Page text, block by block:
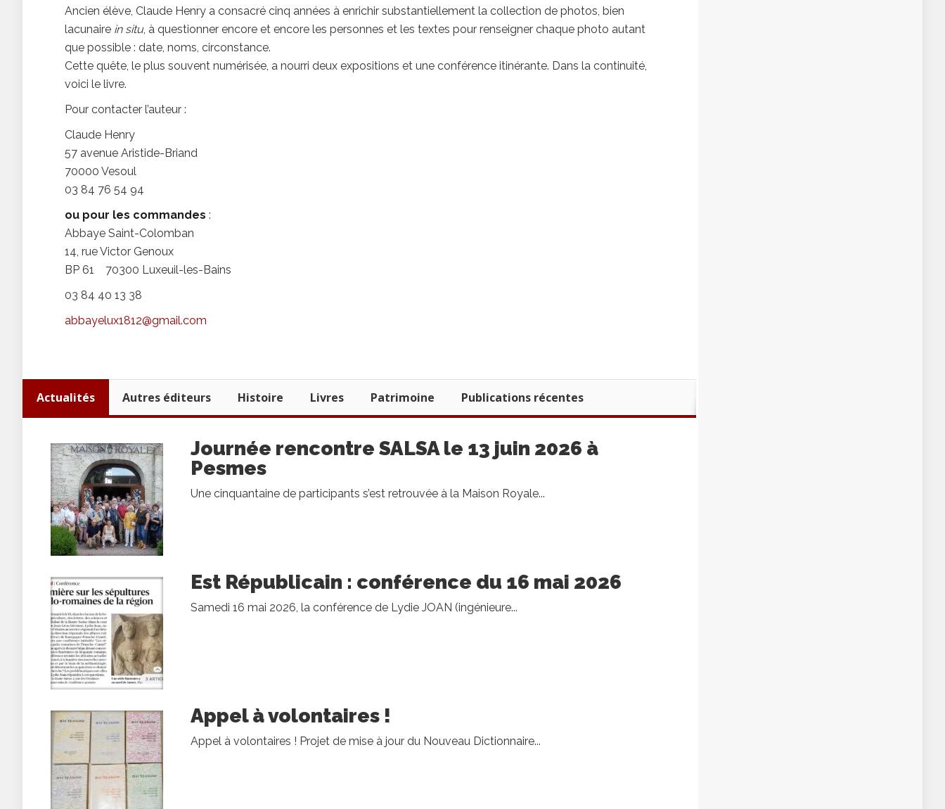
Ancien élève, Claude Henry a consacré cinq années à enrichir substantiellement la collection de photos, bien
lacunaire in situ, à questionner encore et encore les personnes et les textes pour renseigner chaque photo autant
que possible : date, noms, circonstance.
Cette quête, le plus souvent numérisée, a nourri deux expositions et une conférence itinérante. Dans la continuité,
voici le livre.
Pour contacter l’auteur :
Claude Henry
57 avenue Aristide-Briand
70000 Vesoul
03 84 76 54 94
ou pour les commandes :
Abbaye Saint-Colomban
14, rue Victor Genoux
BP 61 70300 Luxeuil-les-Bains
03 84 40 13 38
abbayelux1812@gmail.com
Actualités Autres éditeurs Histoire Livres Patrimoine Publications récentes
Journée rencontre SALSA le 13 juin 2026 à
Pesmes
Une cinquantaine de participants s’est retrouvée à la Maison Royale...
Est Républicain : conférence du 16 mai 2026
Samedi 16 mai 2026, la conférence de Lydie JOAN (ingénieure...
Appel à volontaires !
Appel à volontaires ! Projet de mise à jour du Nouveau Dictionnaire...